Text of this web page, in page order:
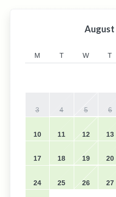
August
M T W T
3 4 5 6
10 11 12 13
17 18 19 20
24 25 26 27